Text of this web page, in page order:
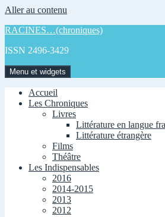
Aller au contenu
RACINES…(chroniques)
ISSN 2496-3429
Menu et widgets
Accueil
Les Chroniques
Livres
Littérature en langue
Littérature étrangère
Films
Théâtre
Les Indispensables
2016
2014-2015
2013
2012